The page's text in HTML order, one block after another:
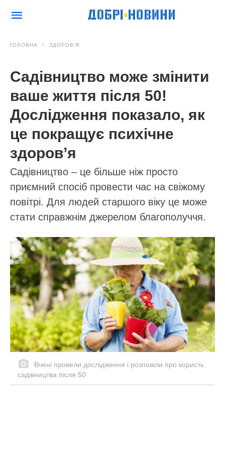
ГОЛОВНА ЗДОРОВ'Я
Садівництво може змінити
ваше життя після 50!
Дослідження показало, як
це покращує психічне
здоров’я
Садівництво – це більше ніж просто
приємний спосіб провести час на свіжому
повітрі. Для людей старшого віку це може
стати справжнім джерелом благополуччя.
Вчені провели дослідження і розповіли про користь
садівництва після 50